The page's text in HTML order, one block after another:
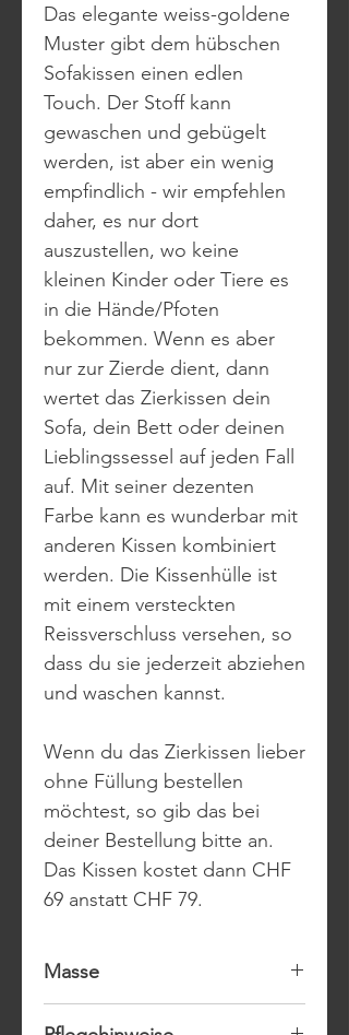
Das elegante weiss-goldene
Muster gibt dem hübschen
Sofakissen einen edlen
Touch. Der Stoff kann
gewaschen und gebügelt
werden, ist aber ein wenig
empfindlich - wir empfehlen
daher, es nur dort
auszustellen, wo keine
kleinen Kinder oder Tiere es
in die Hände/Pfoten
bekommen. Wenn es aber
nur zur Zierde dient, dann
wertet das Zierkissen dein
Sofa, dein Bett oder deinen
Lieblingssessel auf jeden Fall
auf. Mit seiner dezenten
Farbe kann es wunderbar mit
anderen Kissen kombiniert
werden. Die Kissenhülle ist
mit einem versteckten
Reissverschluss versehen, so
dass du sie jederzeit abziehen
und waschen kannst.
Wenn du das Zierkissen lieber
ohne Füllung bestellen
möchtest, so gib das bei
deiner Bestellung bitte an.
Das Kissen kostet dann CHF
69 anstatt CHF 79.
Masse